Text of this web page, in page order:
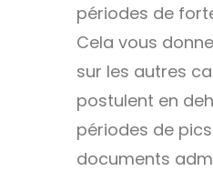
périodes de
Cela vous
sur les autres
postulent en
périodes de
documents